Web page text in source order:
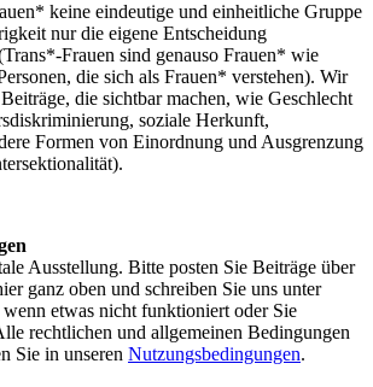
keine eindeutige und einheitliche Gruppe
nur die eigene Entscheidung
Frauen sind genauso Frauen* wie
die sich als Frauen* verstehen). Wir
die sichtbar machen, wie Geschlecht
soziale Herkunft,
Formen von Einordnung und Ausgrenzung
Ausstellung. Bitte posten Sie Beiträge über
ganz oben und schreiben Sie uns unter
etwas nicht funktioniert oder Sie
rechtlichen und allgemeinen Bedingungen
Sie in unseren Nutzungsbedingungen.